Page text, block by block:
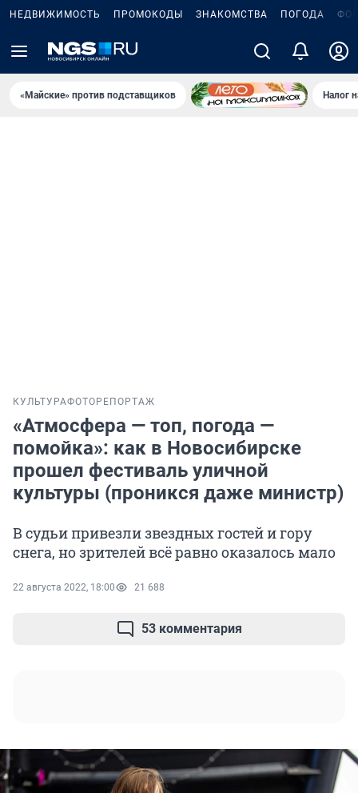
НЕДВИЖИМОСТЬ ПРОМОКОДЫ ЗНАКОМСТВА ПОГОДА
«Майские» против подставщиков Налог
КУЛЬТУРАФОТОРЕПОРТАЖ
«Атмосфера — топ, погода —
помойка»: как в Новосибирске
прошел фестиваль уличной
культуры (проникся даже министр)
В судьи привезли звездных гостей и гору
снега, но зрителей всё равно оказалось мало
22 августа 2022, 18:00 21 688
53 комментария